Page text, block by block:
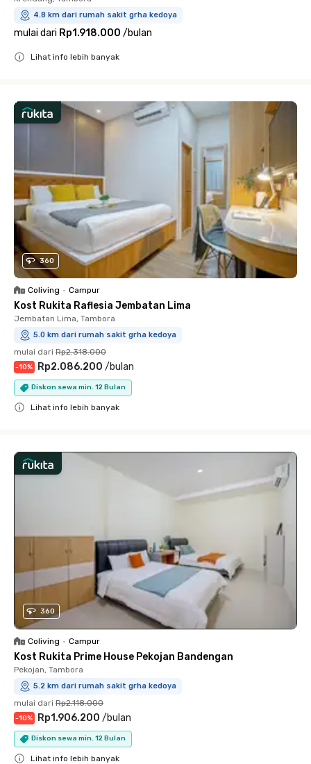
4.8 km dari rumah sakit grha kedoya
mulai dari Rp1.918.000 /bulan
Lihat info lebih banyak
360
Coliving • Campur
Kost Rukita Raflesia Jembatan Lima
Jembatan Lima, Tambora
5.0 km dari rumah sakit grha kedoya
mulai dari Rp2.318.000
-10% Rp2.086.200 /bulan
Diskon sewa min. 12 Bulan
Lihat info lebih banyak
360
Coliving • Campur
Kost Rukita Prime House Pekojan Bandengan
Pekojan, Tambora
5.2 km dari rumah sakit grha kedoya
mulai dari Rp2.118.000
-10% Rp1.906.200 /bulan
Diskon sewa min. 12 Bulan
Lihat info lebih banyak